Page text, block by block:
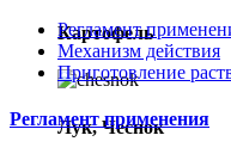
Картофель
Лук, Чеснок
Регламент
Механизм действия
Приготовление
Регламент применения